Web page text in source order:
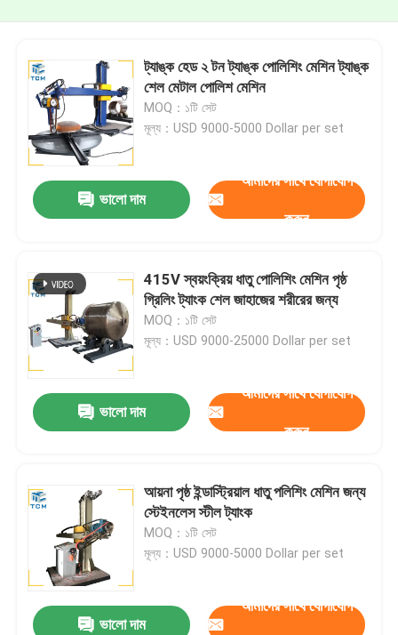
ট্যাঙ্ক হেড ২ টন ট্যাঙ্ক পোলিশিং মেশিন ট্যাঙ্ক
শেল মেটাল পোলিশ মেশিন
MOQ：১টি সেট
মূল্য：USD 9000-5000 Dollar per set
ভালো দাম
আমাদের সাথে যোগাযোগ
করুন
415V স্বয়ংক্রিয় ধাতু পোলিশিং মেশিন পৃষ্ঠ
গ্রিলিং ট্যাংক শেল জাহাজের শরীরের জন্য
MOQ：১টি সেট
মূল্য：USD 9000-25000 Dollar per set
ভালো দাম
আমাদের সাথে যোগাযোগ
করুন
আয়না পৃষ্ঠ ইন্ডাস্ট্রিয়াল ধাতু পলিশিং মেশিন জন্য
স্টেইনলেস স্টীল ট্যাংক
MOQ：১টি সেট
মূল্য：USD 9000-5000 Dollar per set
ভালো দাম
আমাদের সাথে যোগাযোগ